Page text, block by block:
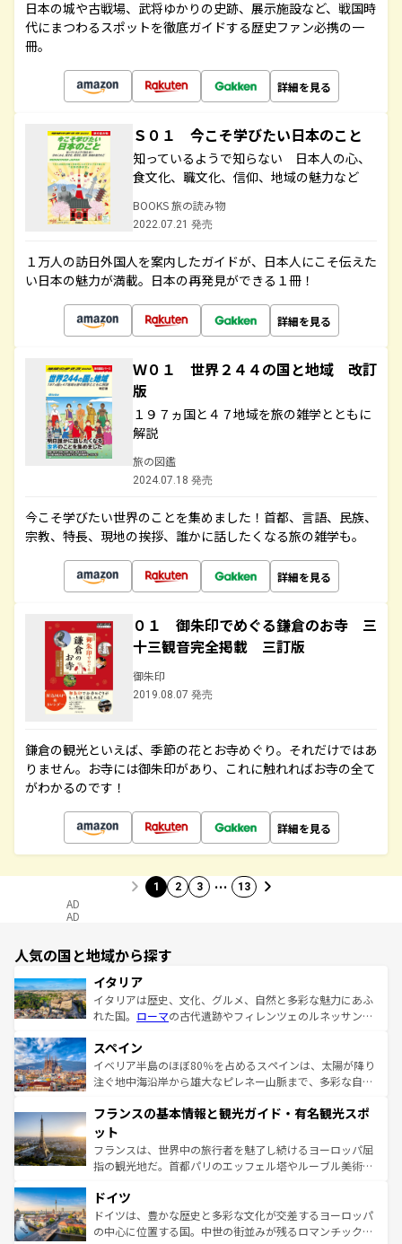
日本の城や古戦場、武将ゆかりの史跡、展示施設など、戦国時
代にまつわるスポットを徹底ガイドする歴史ファン必携の一
冊。
詳細を見る
Ｓ０１ 今こそ学びたい日本のこと
知っているようで知らない 日本人の心、
食文化、職文化、信仰、地域の魅力など
BOOKS 旅の読み物
2022.07.21 発売
１万人の訪日外国人を案内したガイドが、日本人にこそ伝えた
い日本の魅力が満載。日本の再発見ができる１冊！
詳細を見る
Ｗ０１ 世界２４４の国と地域 改訂
版
１９７ヵ国と４７地域を旅の雑学とともに
解説
旅の図鑑
2024.07.18 発売
今こそ学びたい世界のことを集めました！首都、言語、民族、
宗教、特長、現地の挨拶、誰かに話したくなる旅の雑学も。
詳細を見る
０１ 御朱印でめぐる鎌倉のお寺 三
十三観音完全掲載 三訂版
御朱印
2019.08.07 発売
鎌倉の観光といえば、季節の花とお寺めぐり。それだけではあ
りません。お寺には御朱印があり、これに触れればお寺の全て
がわかるのです！
詳細を見る
1 2 3 … 13
AD
AD
人気の国と地域から探す
イタリア
イタリアは歴史、文化、グルメ、自然と多彩な魅力にあふ
れた国。 ローマの古代遺跡やフィレンツェのルネッサンス
ろん、トスカーナの美しい田園風景やアマルフィ海岸の絶
景など、自然景観も見逃せない。観光の合間には、本場の
ピザやパスタなど、絶品のイタリア料理を堪能することも
ませてくれるイタリアで、忘れられない旅をしてみよう！
なお、新着のイタリア情報は
しい。
スペイン
イベリア半島のほぼ80％を占めるスペインは、太陽が降り
注ぐ地中海沿岸から雄大なピレネー山脈まで、多彩な自然
文化が根付くこの国では、情熱的なフラメンコ、熱気あふ
れる闘牛、そして美味しいタパスが生活の一部となってい
る。首都マドリードの洗練された雰囲気や、バルセロナの
アートに溢れた街角から、地方では古代ローマ遺跡や中世
せる。地方によって風土や気候が異なるスペインはその個
性で訪れる人を魅了する。 なお、新着のスペイン情報は コ
ンテンツ一覧を参照してほしい。
フランスの基本情報と観光ガイド・有名観光スポ
ット
フランスは、世界中の旅行者を魅了し続けるヨーロッパ屈
指の観光地だ。首都パリのエッフェル塔やルーブル美術館
で、幅広い魅力が詰まっている。華麗な宮殿、歴史的な大
聖堂、美しいビーチ、そして豊かな自然が、訪れる者を心
から魅了する。また、フランスは美食の国としても知ら
ドイツ
ドイツは、豊かな歴史と多彩な文化が交差するヨーロッパ
の中心に位置する国。中世の街並みが残るロマンチック街